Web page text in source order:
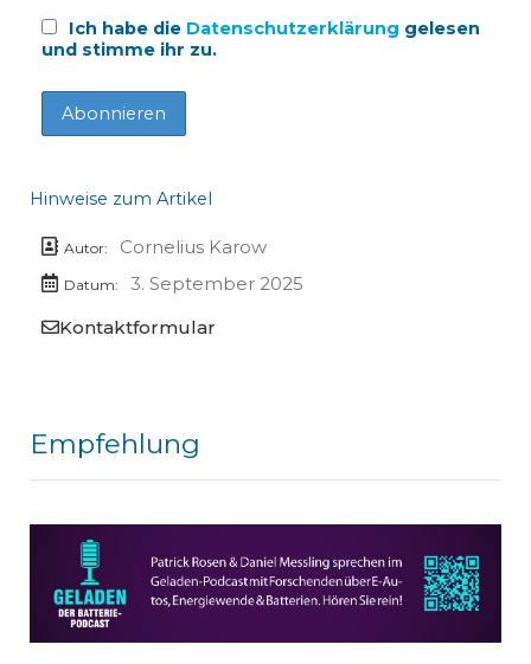
Ich habe die Datenschutzerklärung gelesen
und stimme ihr zu.
Hinweise zum Artikel
Autor: Cornelius Karow
Datum:
3. September 2025
Kontaktformular
Empfehlung